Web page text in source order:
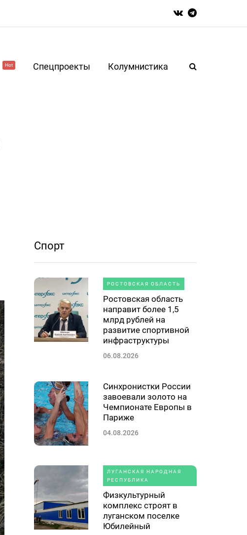
Hot Спецпроекты Колумнистика
Спорт
РОСТОВСКАЯ ОБЛАСТЬ
Ростовская область
направит более 1,5
млрд рублей на
развитие спортивной
инфраструктуры
06.08.2026
Синхронистки России
завоевали золото на
Чемпионате Европы в
Париже
04.08.2026
ЛУГАНСКАЯ НАРОДНАЯ
РЕСПУБЛИКА
Физкультурный
комплекс строят в
луганском поселке
Юбилейный